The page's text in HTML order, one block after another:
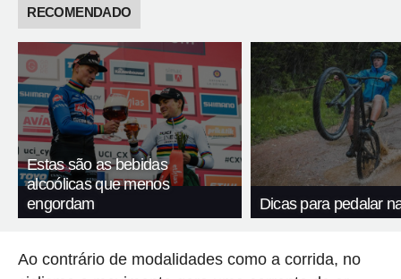
RECOMENDADO
Estas são as bebidas
alcoólicas que menos
engordam
Dicas para pedalar
Ao contrário de modalidades como a corrida, no